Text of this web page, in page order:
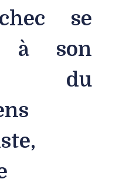
se
à son
du